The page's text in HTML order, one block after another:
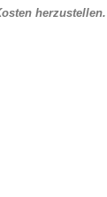
herzustellen.